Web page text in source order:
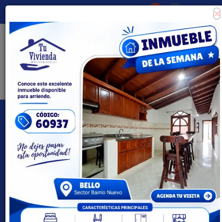
Tipo de inmueble
Todas las ciudades
×